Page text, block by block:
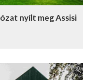
nyílt meg Assisi